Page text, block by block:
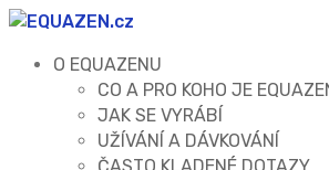
O EQUAZENU
CO A PRO KOHO JE
JAK SE VYRÁBÍ
UŽÍVÁNÍ A DÁVKOVÁNÍ